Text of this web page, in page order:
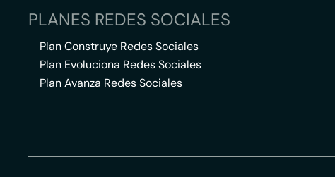
PLANES REDES SOCIALES
Plan Construye Redes Sociales
Plan Evoluciona Redes Sociales
Plan Avanza Redes Sociales